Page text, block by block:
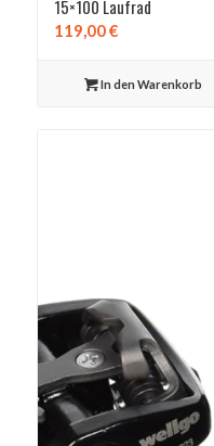
15×100 Laufrad
119,00€
In den Warenkorb